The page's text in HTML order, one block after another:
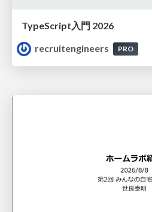
TypeScript入門 2026
recruitengineers
PRO